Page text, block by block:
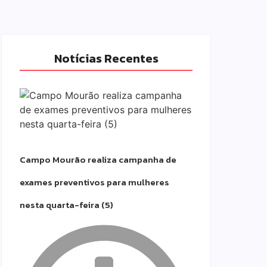
Notícias Recentes
Campo Mourão realiza campanha de
exames preventivos para mulheres
nesta quarta-feira (5)